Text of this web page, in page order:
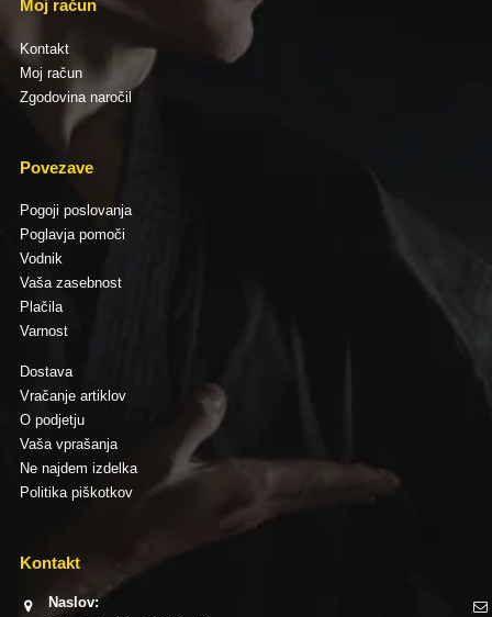
Moj račun
Kontakt
Moj račun
Zgodovina naročil
Povezave
Pogoji poslovanja
Poglavja pomoči
Vodnik
Vaša zasebnost
Plačila
Varnost
Dostava
Vračanje artiklov
O podjetju
Vaša vprašanja
Ne najdem izdelka
Politika piškotkov
Kontakt
Naslov: